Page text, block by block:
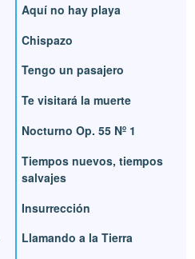
Aquí no hay playa
Chispazo
Tengo un pasajero
Te visitará la muerte
Nocturno Op. 55 Nº 1
Tiempos nuevos, tiempos
salvajes
Insurrección
Llamando a la Tierra